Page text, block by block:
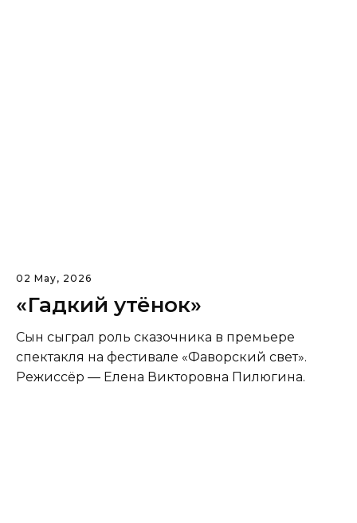
02 May, 2026
«Гадкий утёнок»
Сын сыграл роль сказочника в премьере
спектакля на фестивале «Фаворский свет».
Режиссёр — Елена Викторовна Пилюгина.